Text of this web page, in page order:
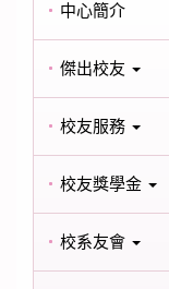
中心簡介
傑出校友
校友服務
校友獎學金
校系友會